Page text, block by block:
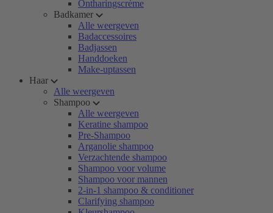
Ontharingscrème
Badkamer
Alle weergeven
Badaccessoires
Badjassen
Handdoeken
Make-uptassen
Haar
Alle weergeven
Shampoo
Alle weergeven
Keratine shampoo
Pre-Shampoo
Arganolie shampoo
Verzachtende shampoo
Shampoo voor volume
Shampoo voor mannen
2-in-1 shampoo & conditioner
Clarifying shampoo